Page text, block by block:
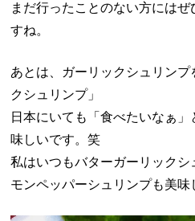
まだ行ったことのない方には
すね。
あとは、ガーリックシュリン
クシュリンプ」
日本にいても「食べたいなぁ
味しいです。笑
私はいつもバターガーリック
モンペッパーシュリンプも美味